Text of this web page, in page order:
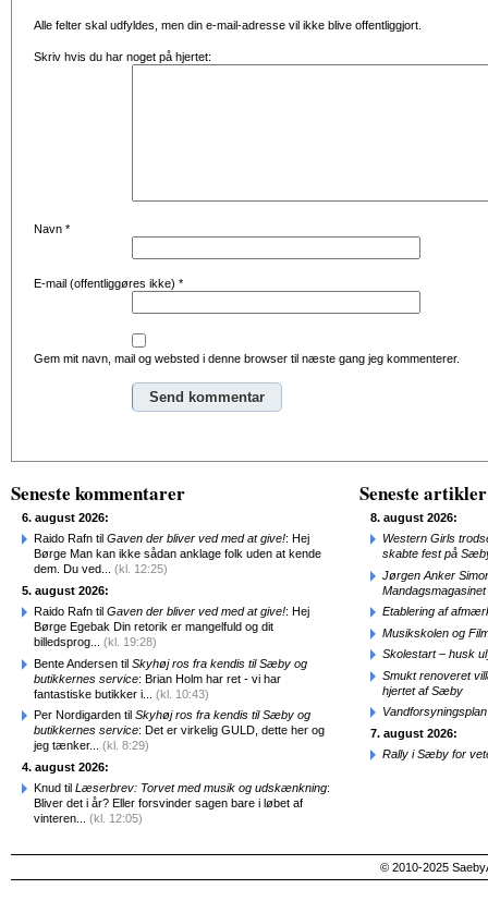
Alle felter skal udfyldes, men din e-mail-adresse vil ikke blive offentliggjort.
Skriv hvis du har noget på hjertet:
Navn *
E-mail (offentliggøres ikke) *
Gem mit navn, mail og websted i denne browser til næste gang jeg kommenterer.
Seneste kommentarer
6. august 2026:
Raido Rafn til Gaven der bliver ved med at give!: Hej
Børge Man kan ikke sådan anklage folk uden at kende
dem. Du ved... (kl. 12:25)
5. august 2026:
Raido Rafn til Gaven der bliver ved med at give!: Hej
Børge Egebak Din retorik er mangelfuld og dit
billedsprog... (kl. 19:28)
Bente Andersen til Skyhøj ros fra kendis til Sæby og
butikkernes service: Brian Holm har ret - vi har
fantastiske butikker i... (kl. 10:43)
Per Nordigarden til Skyhøj ros fra kendis til Sæby og
butikkernes service: Det er virkelig GULD, dette her og
jeg tænker... (kl. 8:29)
4. august 2026:
Knud til Læserbrev: Torvet med musik og udskænkning:
Bliver det i år? Eller forsvinder sagen bare i løbet af
vinteren... (kl. 12:05)
Seneste artikler
8. august 2026:
Western Girls
skabte fest på
Jørgen Anker
Mandagsmagasinet
Etablering af
Musikskolen og
Skolestart – husk
Smukt renoveret
hjertet af Sæby
7. august 2026:
Rally i Sæby for
© 2010-2025